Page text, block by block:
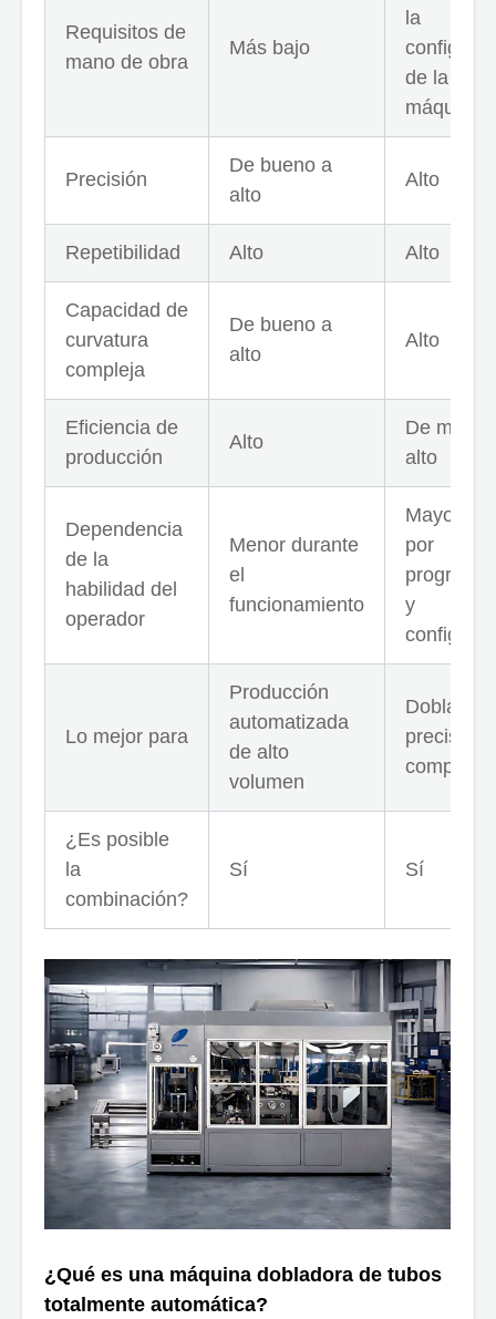
Requisitos de
mano de obra
Más bajo
la
de la
máquina.
Precisión
De bueno a
alto
Alto
Repetibilidad Alto Alto
Capacidad de
curvatura
compleja
De bueno a
alto
Alto
Eficiencia de
producción
Alto
De medio
alto
Dependencia
de la
habilidad del
operador
Menor durante
el
funcionamiento
Mayor
por
y
Lo mejor para
Producción
automatizada
de alto
volumen
Doblado
precisión
complejo
¿Es posible
la
combinación?
Sí Sí
¿Qué es una máquina dobladora de tubos
totalmente automática?